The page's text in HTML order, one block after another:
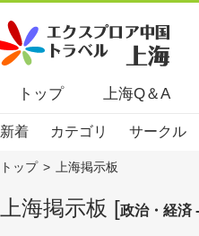
トップ 上海Q＆A
新着 カテゴリ サークル
トップ > 上海掲示板
上海掲示板 [政治・経済